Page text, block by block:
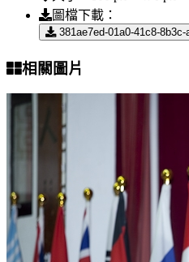
圖檔下載：
381ae7ed-01a0-41c8-8b3c-
相關圖片